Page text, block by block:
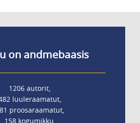
on andmebaasis
1206 autorit,
luuleraamatut,
proosaraamatut,
158 kogumikku,